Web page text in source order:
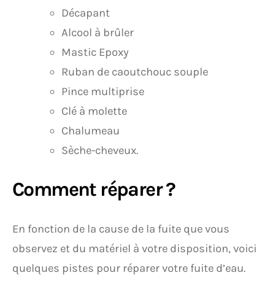
Décapant
Alcool à brûler
Mastic Epoxy
Ruban de caoutchouc souple
Pince multiprise
Clé à molette
Chalumeau
Sèche-cheveux.
Comment réparer ?
En fonction de la cause de la fuite que vous
observez et du matériel à votre disposition, voici
quelques pistes pour réparer votre fuite d’eau.